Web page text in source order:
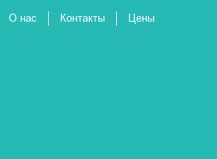
О нас Контакты Цены